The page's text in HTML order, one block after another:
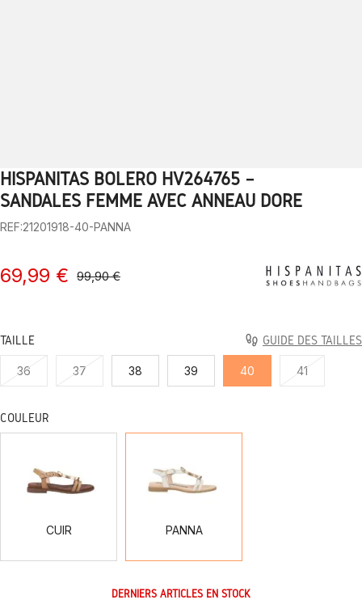
1 2 3 4 5 6 7 8
HISPANITAS BOLERO HV264765 –
SANDALES FEMME AVEC ANNEAU DORÉ
REF:21201918-40-PANNA
69,99 € 99,90 €
TAILLE GUIDE DES TAILLES
36 37 38 39 40 41
COULEUR
CUIR PANNA
DERNIERS ARTICLES EN STOCK